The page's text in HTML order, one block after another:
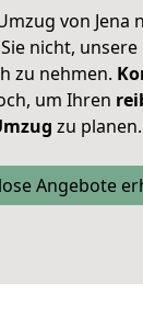
von Jena
nicht,
zu nehmen.
um Ihren
zu planen.
Angebote